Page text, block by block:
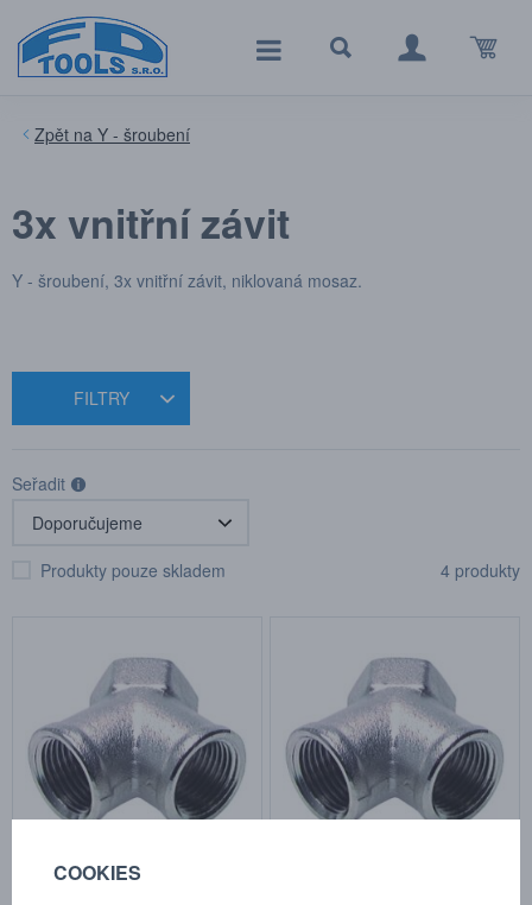
Y - šroubení
3x vnitřní závit
Y - šroubení, 3x vnitřní závit, niklovaná mosaz.
FILTRY
Seřadit
Produkty pouze skladem 4 produkty
Y - šroubení, 3x vnitřní 3/8"
COOKIES